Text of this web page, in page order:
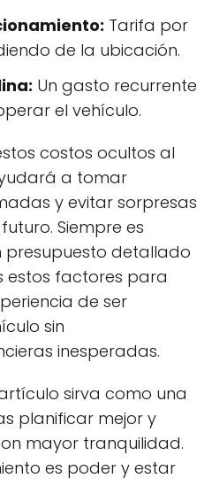
Tarifa por
de la ubicación.
Un gasto recurrente
el vehículo.
costos ocultos al
a tomar
y evitar sorpresas
Siempre es
presupuesto detallado
estos factores para
de ser
sin
inesperadas.
sirva como una
planificar mejor y
mayor tranquilidad.
es poder y estar